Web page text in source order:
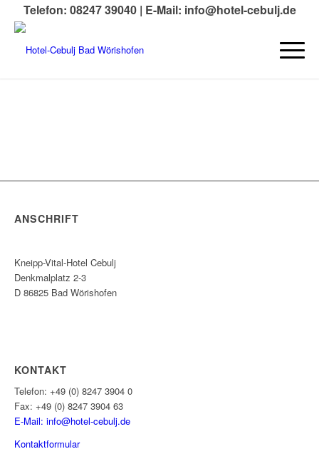
Telefon: 08247 39040 | E-Mail: info@hotel-cebulj.de
ANSCHRIFT
Kneipp-Vital-Hotel Cebulj
Denkmalplatz 2-3
D 86825 Bad Wörishofen
KONTAKT
Telefon: +49 (0) 8247 3904 0
Fax: +49 (0) 8247 3904 63
E-Mail: info@hotel-cebulj.de
Kontaktformular